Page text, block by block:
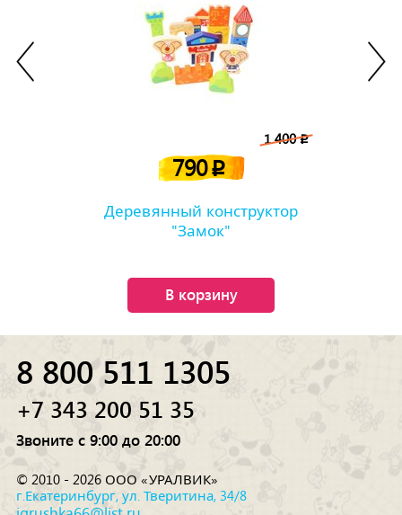
1 400p
790p
Деревянный конструктор
"Замок"
В корзину
8 800 511 1305
+7 343 200 51 35
Звоните с 9:00 до 20:00
© 2010 - 2026 ООО «УРАЛВИК»
г.Екатеринбург, ул. Тверитина, 34/8